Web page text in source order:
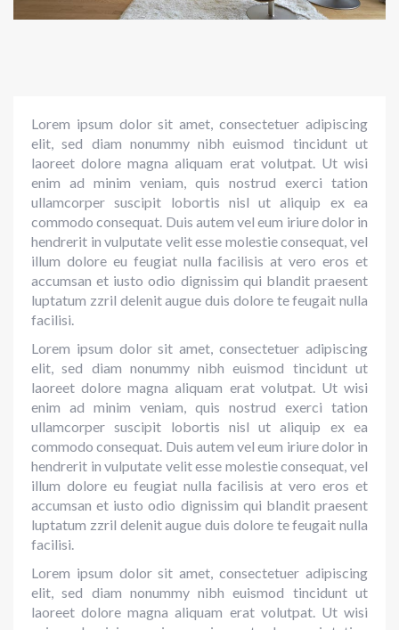
Lorem ipsum dolor sit amet, consectetuer adipiscing
elit, sed diam nonummy nibh euismod tincidunt ut
laoreet dolore magna aliquam erat volutpat. Ut wisi
enim ad minim veniam, quis nostrud exerci tation
ullamcorper suscipit lobortis nisl ut aliquip ex ea
commodo consequat. Duis autem vel eum iriure dolor in
hendrerit in vulputate velit esse molestie consequat, vel
illum dolore eu feugiat nulla facilisis at vero eros et
accumsan et iusto odio dignissim qui blandit praesent
luptatum zzril delenit augue duis dolore te feugait nulla
facilisi.
Lorem ipsum dolor sit amet, consectetuer adipiscing
elit, sed diam nonummy nibh euismod tincidunt ut
laoreet dolore magna aliquam erat volutpat. Ut wisi
enim ad minim veniam, quis nostrud exerci tation
ullamcorper suscipit lobortis nisl ut aliquip ex ea
commodo consequat. Duis autem vel eum iriure dolor in
hendrerit in vulputate velit esse molestie consequat, vel
illum dolore eu feugiat nulla facilisis at vero eros et
accumsan et iusto odio dignissim qui blandit praesent
luptatum zzril delenit augue duis dolore te feugait nulla
facilisi.
Lorem ipsum dolor sit amet, consectetuer adipiscing
elit, sed diam nonummy nibh euismod tincidunt ut
laoreet dolore magna aliquam erat volutpat. Ut wisi